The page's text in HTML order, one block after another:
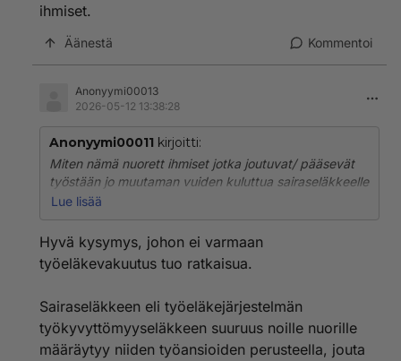
ihmiset.
Äänestä Kommentoi
Anonyymi00013
2026-05-12 13:38:28
Anonyymi00011 kirjoitti:
Miten nämä nuorett ihmiset jotka joutuvat/ pääsevät
työstään jo muutaman vuiden kuluttua sairaseläkkeelle
tulevat pärjäämään..ehkä siten että eivät omista
vähänkään omistavar ihmiset.
Lue lisää
Hyvä kysymys, johon ei varmaan
työeläkevakuutus tuo ratkaisua.
Sairaseläkkeen eli työeläkejärjestelmän
työkyvyttömyyseläkkeen suuruus noille nuorille
määräytyy niiden työansioiden perusteella, jouta